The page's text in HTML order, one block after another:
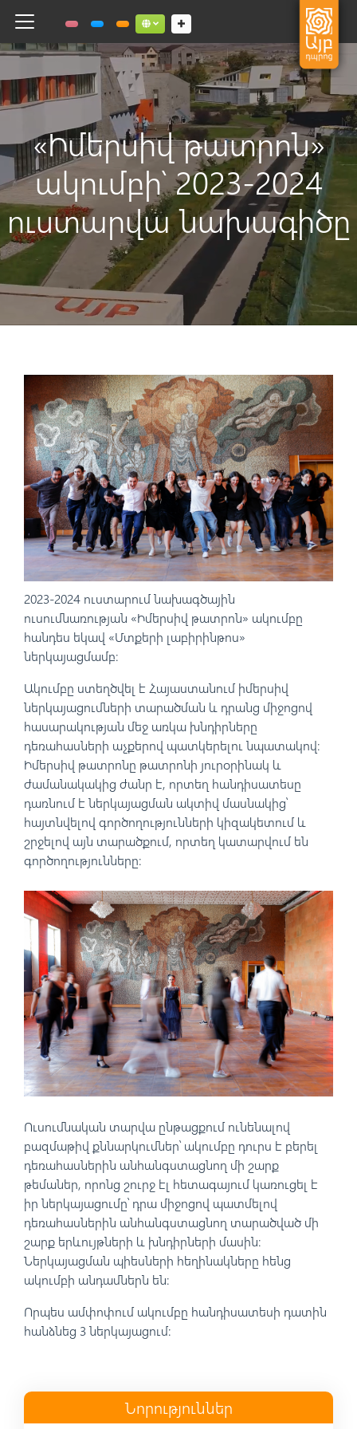
Toggle navigation Social links dropdown button
«Իմերսիվ թատրոն»
ակումբի՝ 2023-2024
ուստարվա նախագիծը
2023-2024 ուստարում նախագծային
ուսումնառության «Իմերսիվ թատրոն» ակումբը
հանդես եկավ «Մտքերի լաբիրինթոս»
ներկայացմամբ։
Ակումբը ստեղծվել է Հայաստանում իմերսիվ
ներկայացումների տարածման և դրանց միջոցով
հասարակության մեջ առկա խնդիրները
դեռահասների աչքերով պատկերելու նպատակով։
Իմերսիվ թատրոնը թատրոնի յուրօրինակ և
ժամանակակից ժանր է, որտեղ հանդիսատեսը
դառնում է ներկայացման ակտիվ մասնակից՝
հայտնվելով գործողությունների կիզակետում և
շրջելով այն տարածքում, որտեղ կատարվում են
գործողությունները։
Ուսումնական տարվա ընթացքում ունենալով
բազմաթիվ քննարկումներ՝ ակումբը դուրս է բերել
դեռահասներին անհանգստացնող մի շարք
թեմաներ, որոնց շուրջ էլ հետագայում կառուցել է
իր ներկայացումը՝ դրա միջոցով պատմելով
դեռահասներին անհանգստացնող տարածված մի
շարք երևույթների և խնդիրների մասին։
Ներկայացման պիեսների հեղինակները հենց
ակումբի անդամներն են։
Որպես ամփոփում ակումբը հանդիսատեսի դատին
հանձնեց 3 ներկայացում:
Նորություններ